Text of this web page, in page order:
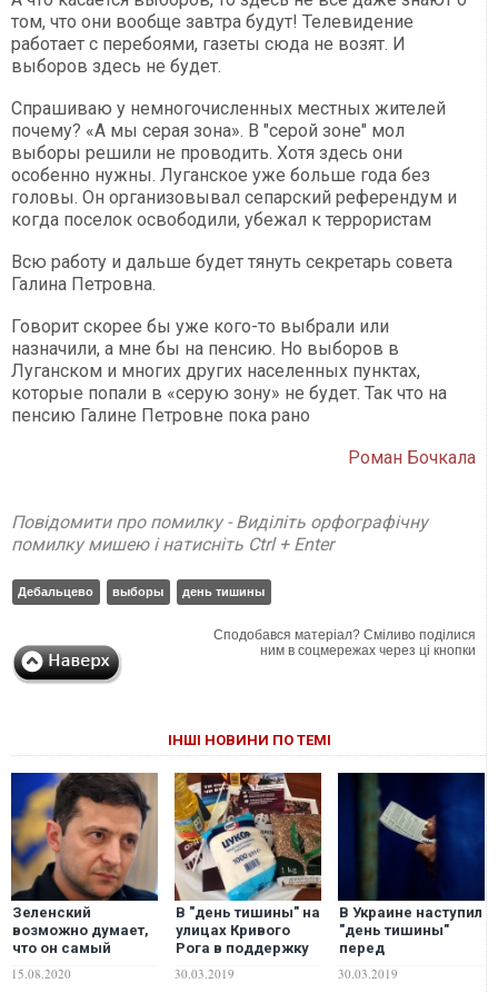
том, что они вообще завтра будут! Телевидение
работает с перебоями, газеты сюда не возят. И
выборов здесь не будет.
Спрашиваю у немногочисленных местных жителей
почему? «А мы серая зона». В "серой зоне" мол
выборы решили не проводить. Хотя здесь они
особенно нужны. Луганское уже больше года без
головы. Он организовывал сепарский референдум и
когда поселок освободили, убежал к террористам
Всю работу и дальше будет тянуть секретарь совета
Галина Петровна.
Говорит скорее бы уже кого-то выбрали или
назначили, а мне бы на пенсию. Но выборов в
Луганском и многих других населенных пунктах,
которые попали в «серую зону» не будет. Так что на
пенсию Галине Петровне пока рано
Роман Бочкала
Повідомити про помилку - Виділіть орфографічну
помилку мишею і натисніть Ctrl + Enter
Дебальцево выборы день тишины
Сподобався матеріал? Сміливо поділися
ним в соцмережах через ці кнопки
ІНШІ НОВИНИ ПО ТЕМІ
Зеленский
возможно думает,
что он самый
обманет. Но
15.08.2020
В "день тишины" на
улицах Кривого
Рога в поддержку
осуществлялась
30.03.2019
В Украине наступил
"день тишины"
перед
выборами
30.03.2019